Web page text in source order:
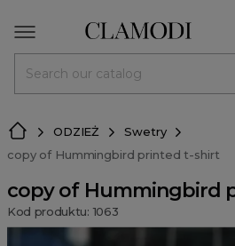
ODZIEŻ
Swetry
copy of Hummingbird printed t-shirt
copy of Hummingbird
Kod produktu: 1063